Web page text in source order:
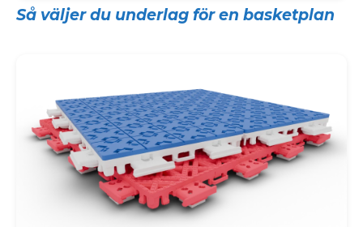
Så väljer du underlag för en basketplan